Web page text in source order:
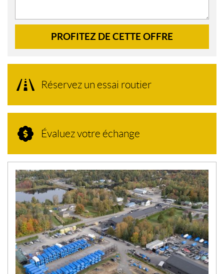
PROFITEZ DE CETTE OFFRE
Réservez un essai routier
Évaluez votre échange
N
O
U
V
E
L
L
E
S